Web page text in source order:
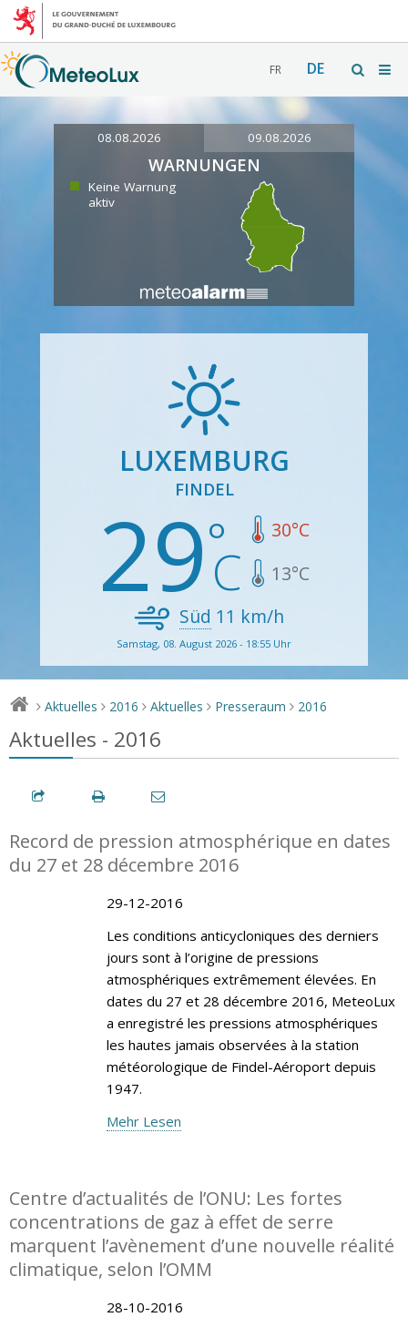
FR DE
08.08.2026 09.08.2026
WARNUNGEN
Keine Warnung
aktiv
LUXEMBURG
FINDEL
29 30°C
13°C
Süd 11 km/h
Samstag, 08. August 2026 - 18:55 Uhr
> Aktuelles > 2016 > Aktuelles > Presseraum > 2016
Aktuelles - 2016
Record de pression atmosphérique en dates
du 27 et 28 décembre 2016
29-12-2016
Les conditions anticycloniques des derniers
jours sont à l’origine de pressions
atmosphériques extrêmement élevées. En
dates du 27 et 28 décembre 2016, MeteoLux
a enregistré les pressions atmosphériques
les hautes jamais observées à la station
météorologique de Findel-Aéroport depuis
1947.
Mehr Lesen
Centre d’actualités de l’ONU: Les fortes
concentrations de gaz à effet de serre
marquent l’avènement d’une nouvelle réalité
climatique, selon l’OMM
28-10-2016